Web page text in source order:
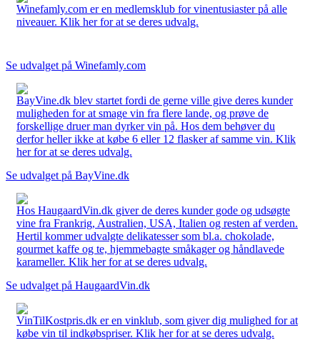
Winefamly.com er en medlemsklub for vinentusiaster på alle
niveauer. Klik her for at se deres udvalg.
Se udvalget på Winefamly.com
BayVine.dk blev startet fordi de gerne ville give deres kunder
muligheden for at smage vin fra flere lande, og prøve de
forskellige druer man dyrker vin på. Hos dem behøver du
derfor heller ikke at købe 6 eller 12 flasker af samme vin. Klik
her for at se deres udvalg.
Se udvalget på BayVine.dk
Hos HaugaardVin.dk giver de deres kunder gode og udsøgte
vine fra Frankrig, Australien, USA, Italien og resten af verden.
Hertil kommer udvalgte delikatesser som bl.a. chokolade,
gourmet kaffe og te, hjemmebagte småkager og håndlavede
karameller. Klik her for at se deres udvalg.
Se udvalget på HaugaardVin.dk
VinTilKostpris.dk er en vinklub, som giver dig mulighed for at
købe vin til indkøbspriser. Klik her for at se deres udvalg.